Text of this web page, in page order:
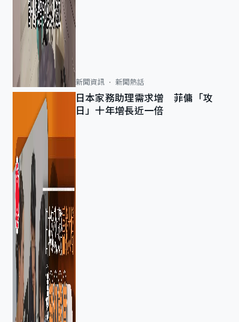
新聞資訊 新聞熱話
日本家務助理需求增 菲傭「攻
日」十年增長近一倍